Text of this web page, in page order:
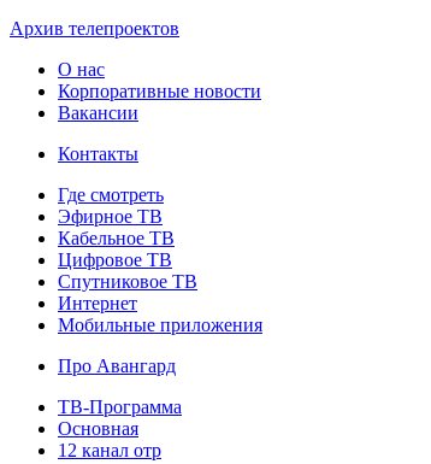
Архив телепроектов
О нас
Корпоративные новости
Вакансии
Контакты
Где смотреть
Эфирное ТВ
Кабельное ТВ
Цифровое ТВ
Спутниковое ТВ
Интернет
Мобильные приложения
Про Авангард
ТВ-Программа
Основная
12 канал отр